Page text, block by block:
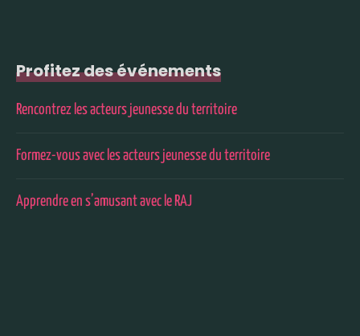
Profitez des événements
Rencontrez les acteurs jeunesse du territoire
Formez-vous avec les acteurs jeunesse du territoire
Apprendre en s’amusant avec le RAJ